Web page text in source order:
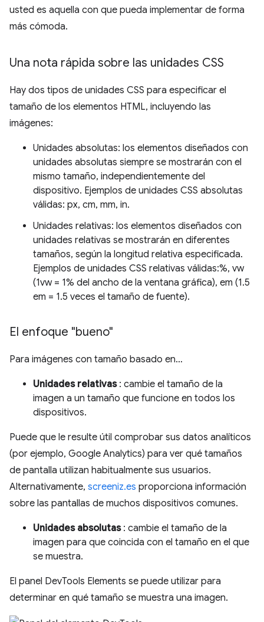
usted es aquella con que pueda implementar de forma
más cómoda.
Una nota rápida sobre las unidades CSS
Hay dos tipos de unidades CSS para especificar el
tamaño de los elementos HTML, incluyendo las
imágenes:
Unidades absolutas: los elementos diseñados con
unidades absolutas siempre se mostrarán con el
mismo tamaño, independientemente del
dispositivo. Ejemplos de unidades CSS absolutas
válidas: px, cm, mm, in.
Unidades relativas: los elementos diseñados con
unidades relativas se mostrarán en diferentes
tamaños, según la longitud relativa especificada.
Ejemplos de unidades CSS relativas válidas:%, vw
(1vw = 1% del ancho de la ventana gráfica), em (1.5
em = 1.5 veces el tamaño de fuente).
El enfoque "bueno"
Para imágenes con tamaño basado en…
Unidades relativas: cambie el tamaño de la
imagen a un tamaño que funcione en todos los
dispositivos.
Puede que le resulte útil comprobar sus datos analíticos
(por ejemplo, Google Analytics) para ver qué tamaños
de pantalla utilizan habitualmente sus usuarios.
Alternativamente, screeniz.es proporciona información
sobre las pantallas de muchos dispositivos comunes.
Unidades absolutas: cambie el tamaño de la
imagen para que coincida con el tamaño en el que
se muestra.
El panel DevTools Elements se puede utilizar para
determinar en qué tamaño se muestra una imagen.